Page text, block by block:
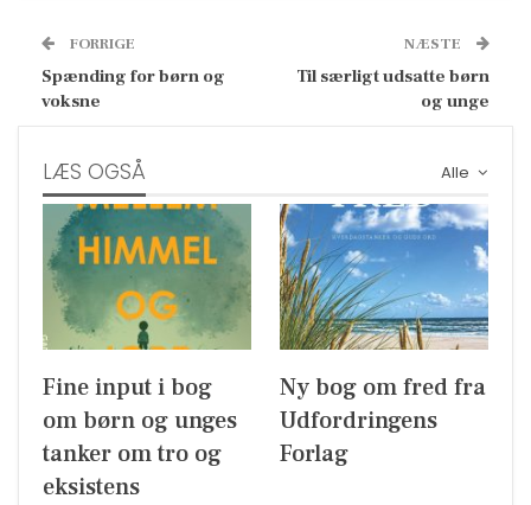
FORRIGE
Spænding for børn og
voksne
NÆSTE
Til særligt udsatte børn
og unge
Alle
LÆS OGSÅ
Fine input i bog
om børn og unges
tanker om tro og
eksistens
Ny bog om fred fra
Udfordringens
Forlag